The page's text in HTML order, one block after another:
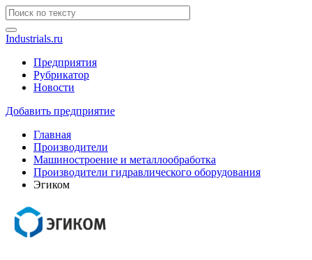
Industrials.ru
Предприятия
Рубрикатор
Новости
Добавить предприятие
Главная
Производители
Машиностроение и металлообработка
Производители гидравлического оборудования
Эгиком